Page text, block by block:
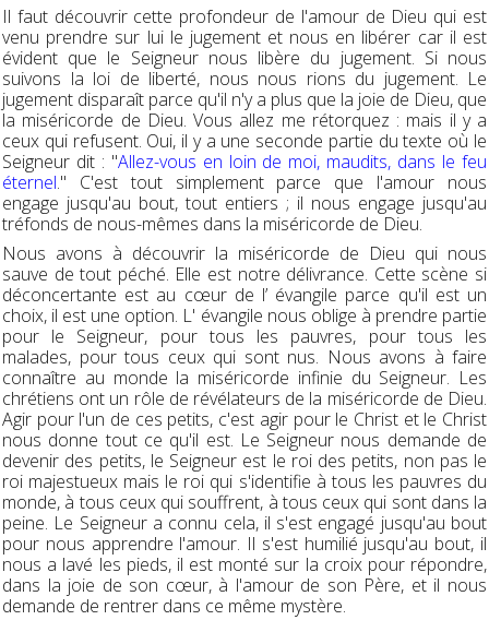
Il faut découvrir cette profondeur de l'amour de Dieu qui est
venu prendre sur lui le jugement et nous en libérer car il est
évident que le Seigneur nous libère du jugement. Si nous
suivons la loi de liberté, nous nous rions du jugement. Le
jugement disparaît parce qu'il n'y a plus que la joie de Dieu, que
la miséricorde de Dieu. Vous allez me rétorquez : mais il y a
ceux qui refusent. Oui, il y a une seconde partie du texte où le
Seigneur dit : "Allez-vous en loin de moi, maudits, dans le feu
éternel." C'est tout simplement parce que l'amour nous
engage jusqu'au bout, tout entiers ; il nous engage jusqu'au
tréfonds de nous-mêmes dans la miséricorde de Dieu.
Nous avons à découvrir la miséricorde de Dieu qui nous
sauve de tout péché. Elle est notre délivrance. Cette scène si
déconcertante est au cœur de l’ évangile parce qu'il est un
choix, il est une option. L' évangile nous oblige à prendre partie
pour le Seigneur, pour tous les pauvres, pour tous les
malades, pour tous ceux qui sont nus. Nous avons à faire
connaître au monde la miséricorde infinie du Seigneur. Les
chrétiens ont un rôle de révélateurs de la miséricorde de Dieu.
Agir pour l'un de ces petits, c'est agir pour le Christ et le Christ
nous donne tout ce qu'il est. Le Seigneur nous demande de
devenir des petits, le Seigneur est le roi des petits, non pas le
roi majestueux mais le roi qui s'identifie à tous les pauvres du
monde, à tous ceux qui souffrent, à tous ceux qui sont dans la
peine. Le Seigneur a connu cela, il s'est engagé jusqu'au bout
pour nous apprendre l'amour. Il s'est humilié jusqu'au bout, il
nous a lavé les pieds, il est monté sur la croix pour répondre,
dans la joie de son cœur, à l'amour de son Père, et il nous
demande de rentrer dans ce même mystère.